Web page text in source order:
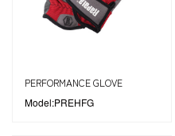
PERFORMANCE GLOVE
Model:PREHFG